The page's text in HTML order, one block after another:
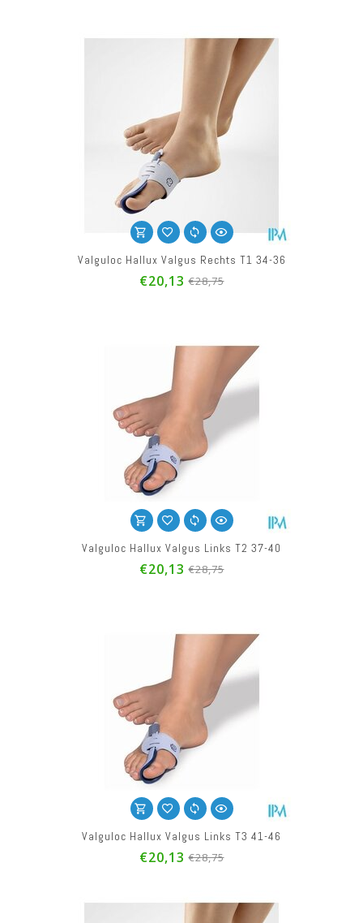
Valguloc Hallux Valgus Rechts T1 34-36
€20,13 €28,75
Valguloc Hallux Valgus Links T2 37-40
€20,13 €28,75
Valguloc Hallux Valgus Links T3 41-46
€20,13 €28,75